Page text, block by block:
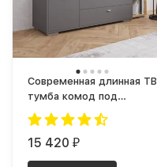
Современная длинная ТВ
тумба комод под
телевизор, Графит / дуб
бунратти К202 (МП) МС
ланс
15 420₽